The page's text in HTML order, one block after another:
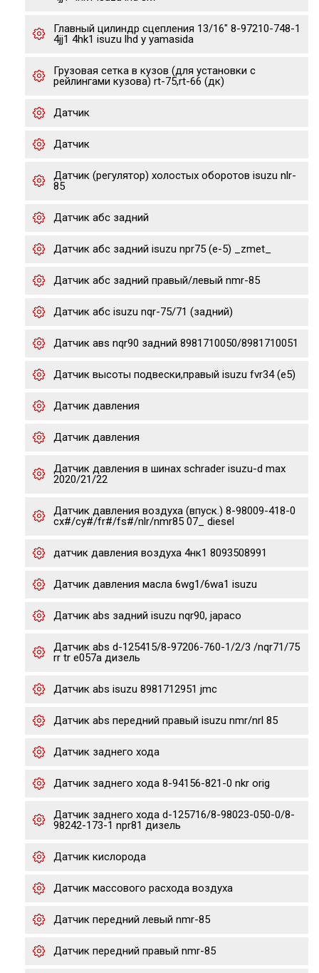
Главный цилиндр сцепления 13/16" 8-97210-748-1
4jj1 4hk1 isuzu lhd y yamasida
Грузовая сетка в кузов (для установки с
рейлингами кузова) rt-75,rt-66 (дк)
Датчик
Датчик
Датчик (регулятор) холостых оборотов isuzu nlr-
85
Датчик абс задний
Датчик абс задний isuzu npr75 (е-5) _zmet_
Датчик абс задний правый/левый nmr-85
Датчик абс isuzu nqr-75/71 (задний)
Датчик авs nqr90 задний 8981710050/8981710051
Датчик высоты подвески,правый isuzu fvr34 (e5)
Датчик давления
Датчик давления
Датчик давления в шинах schrader isuzu-d max
2020/21/22
Датчик давления воздуха (впуск.) 8-98009-418-0
cx#/cy#/fr#/fs#/nlr/nmr85 07_ diesel
датчик давления воздуха 4нк1 8093508991
Датчик давления масла 6wg1/6wa1 isuzu
Датчик abs задний isuzu nqr90, japaco
Датчик abs d-125415/8-97206-760-1/2/3 /nqr71/75
rr tr e057a дизель
Датчик abs isuzu 8981712951 jmc
Датчик abs передний правый isuzu nmr/nrl 85
Датчик заднего хода
Датчик заднего хода 8-94156-821-0 nkr orig
Датчик заднего хода d-125716/8-98023-050-0/8-
98242-173-1 npr81 дизель
Датчик кислорода
Датчик массового расхода воздуха
Датчик передний левый nmr-85
Датчик передний правый nmr-85